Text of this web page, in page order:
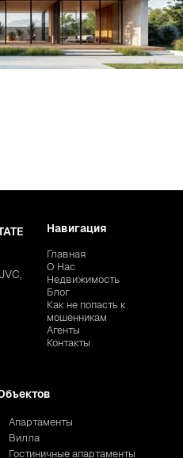
Навигация
Главная
О Нас
Недвижимость
Блог
Как не попасть к
мошенникам
Агенты
Контакты
Апартаменты
Вилла
Гостиничные апартаменты